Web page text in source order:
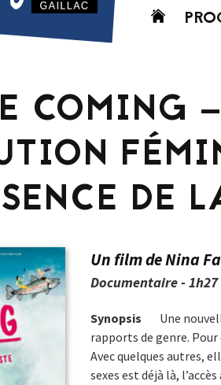
Aller
COMING
DE
Un film de Nina
Documentaire - 1h27
Synopsis
Une
rapports de genre. Pour
Avec quelques autres,
sexes est déjà là,